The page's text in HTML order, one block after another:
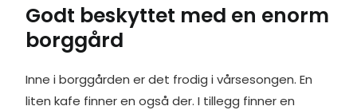
Godt beskyttet med en enorm
borggård
Inne i borggården er det frodig i vårsesongen. En
liten kafe finner en også der. I tillegg finner en